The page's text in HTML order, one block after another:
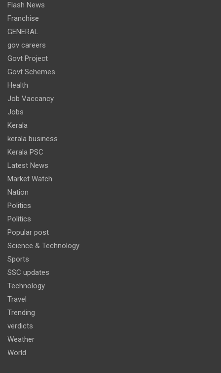
Flash News
Franchise
GENERAL
gov careers
Govt Project
Govt Schemes
Health
Job Vaccancy
Jobs
Kerala
kerala business
Kerala PSC
Latest News
Market Watch
Nation
Politics
Politics
Popular post
Science & Technology
Sports
SSC updates
Technology
Travel
Trending
verdicts
Weather
World